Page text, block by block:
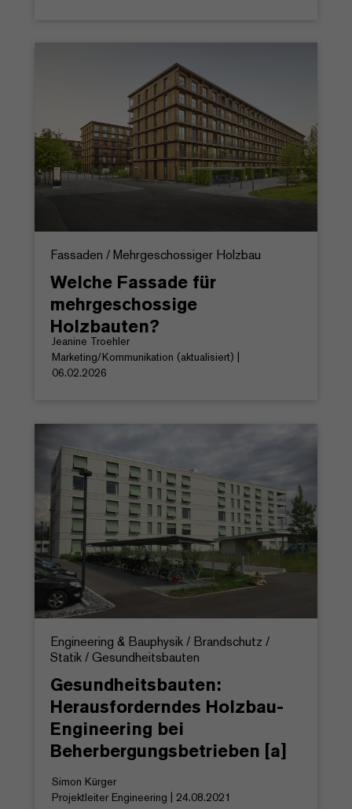
Fassaden / Mehrgeschossiger Holzbau
Welche Fassade für
mehrgeschossige
Holzbauten?
Jeanine Troehler
Marketing/Kommunikation (aktualisiert) |
06.02.2026
Engineering & Bauphysik / Brandschutz /
Statik / Gesundheitsbauten
Gesundheitsbauten:
Herausforderndes Holzbau-
Engineering bei
Beherbergungsbetrieben [a]
Simon Kürger
Projektleiter Engineering | 24.08.2021